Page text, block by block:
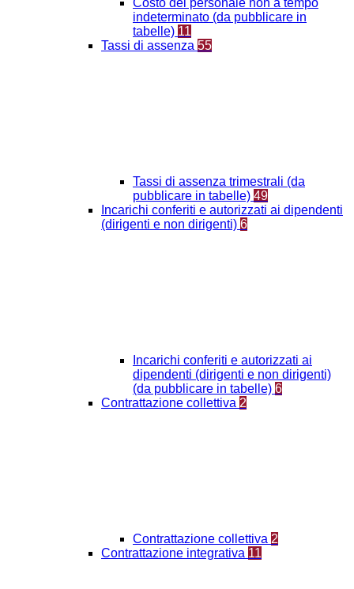
Costo del personale non a tempo
indeterminato (da pubblicare in
tabelle) 11
Tassi di assenza 55
Tassi di assenza trimestrali (da
pubblicare in tabelle) 49
Incarichi conferiti e autorizzati ai dipendenti
(dirigenti e non dirigenti) 6
Incarichi conferiti e autorizzati ai
dipendenti (dirigenti e non dirigenti)
(da pubblicare in tabelle) 6
Contrattazione collettiva 2
Contrattazione collettiva 2
Contrattazione integrativa 11